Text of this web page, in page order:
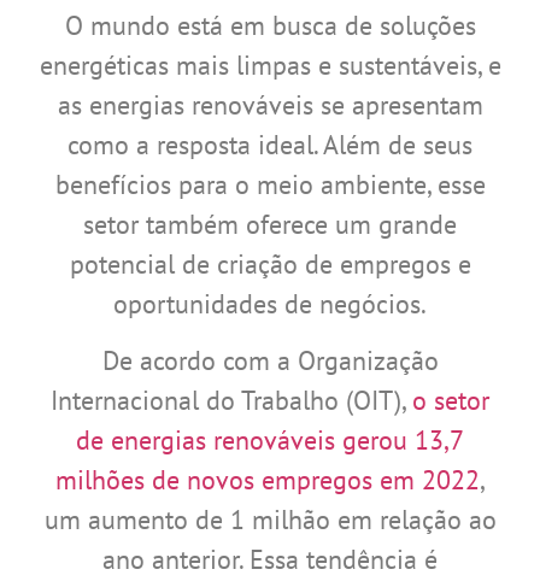
O mundo está em busca de soluções
energéticas mais limpas e sustentáveis, e
as energias renováveis ​​se apresentam
como a resposta ideal. Além de seus
benefícios para o meio ambiente, esse
setor também oferece um grande
potencial de criação de empregos e
oportunidades de negócios.
De acordo com a Organização
Internacional do Trabalho (OIT), o setor
de energias renováveis ​​gerou 13,7
milhões de novos empregos em 2022,
um aumento de 1 milhão em relação ao
ano anterior. Essa tendência é